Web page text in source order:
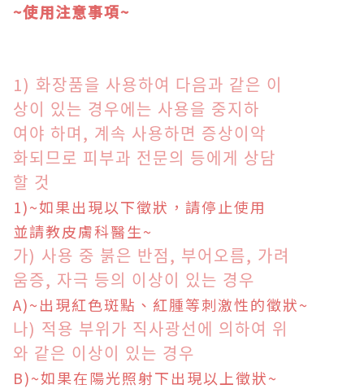
~使用注意事項~
1) 화장품을 사용하여 다음과 같은 이
상이 있는 경우에는 사용을 중지하
여야 하며, 계속 사용하면 증상이악
화되므로 피부과 전문의 등에게 상담
할 것
1)~如果出現以下徵狀，請停止使用
並請教皮膚科醫生~
가) 사용 중 붉은 반점, 부어오름, 가려
움증, 자극 등의 이상이 있는 경우
A)~出現紅色斑點、紅腫等刺激性的徵狀~
나) 적용 부위가 직사광선에 의하여 위
와 같은 이상이 있는 경우
B)~如果在陽光照射下出現以上徵狀~